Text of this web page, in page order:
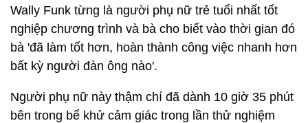
Wally Funk từng là người phụ nữ trẻ tuổi nhất tốt
nghiệp chương trình và bà cho biết vào thời gian đó
bà 'đã làm tốt hơn, hoàn thành công việc nhanh hơn
bất kỳ người đàn ông nào'.
Người phụ nữ này thậm chí đã dành 10 giờ 35 phút
bên trong bể khử cảm giác trong lần thử nghiệm